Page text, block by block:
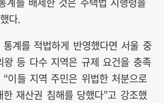
다.
계를 적법하게 반영했다면 서울 중
등 다수 지역은 규제 요건을 충족
이들 지역 주민은 위법한 처분으로
재산권 침해를 당했다”고 강조했